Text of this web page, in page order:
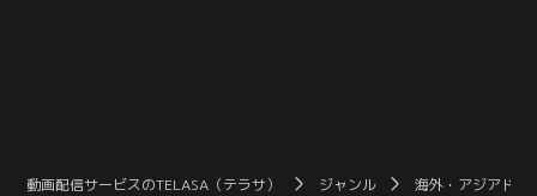
動画配信サービスのTELASA（テラサ） ジャンル 海外・アジアドラ